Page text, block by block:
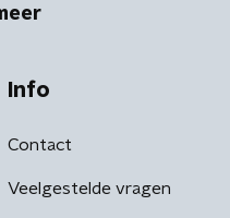
Info
Contact
Veelgestelde vragen